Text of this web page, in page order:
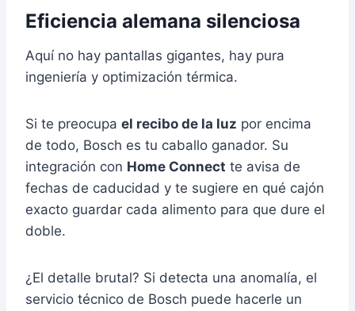
Eficiencia alemana silenciosa
Aquí no hay pantallas gigantes, hay pura
ingeniería y optimización térmica.
Si te preocupa el recibo de la luz por encima
de todo, Bosch es tu caballo ganador. Su
integración con Home Connect te avisa de
fechas de caducidad y te sugiere en qué cajón
exacto guardar cada alimento para que dure el
doble.
¿El detalle brutal? Si detecta una anomalía, el
servicio técnico de Bosch puede hacerle un